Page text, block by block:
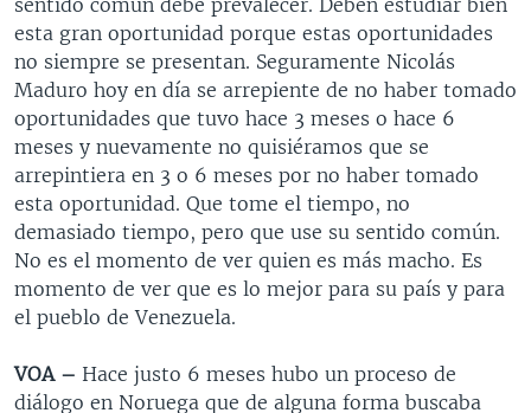
sentido común debe prevalecer. Deben estudiar bien
esta gran oportunidad porque estas oportunidades
no siempre se presentan. Seguramente Nicolás
Maduro hoy en día se arrepiente de no haber tomado
oportunidades que tuvo hace 3 meses o hace 6
meses y nuevamente no quisiéramos que se
arrepintiera en 3 o 6 meses por no haber tomado
esta oportunidad. Que tome el tiempo, no
demasiado tiempo, pero que use su sentido común.
No es el momento de ver quien es más macho. Es
momento de ver que es lo mejor para su país y para
el pueblo de Venezuela.
VOA – Hace justo 6 meses hubo un proceso de
diálogo en Noruega que de alguna forma buscaba